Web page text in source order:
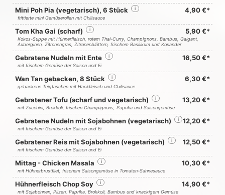
Mini Poh Pia (vegetarisch), 6 Stück i 4,90 €*
frittierte mini Gemüserollen mit Chilisauce
Tom Kha Gai (scharf) i 5,90 €*
Kokos-Suppe mit Hühnerfleisch, rotem Thai-Curry, Champignons, Bambus, Galgant,
Auberginen, Zitronengras, Zitronenblättern, frischem Basilikum und Koriander
Gebratene Nudeln mit Ente i 16,50 €*
mit frischem Gemüse der Saison und Ei
Wan Tan gebacken, 8 Stück i 6,30 €*
gebackene Teigtaschen mit Hackfleisch und Chilisauce
Gebratener Tofu (scharf und vegetarisch) i 13,20 €*
mit Zucchini, Brokkoli, frischen Champignons, Paprika und Saisongemüse
Gebratene Nudeln mit Sojabohnen (vegetarisch) i 12,20 €*
mit frischem Gemüse der Saison und Ei
Gebratener Reis mit Sojabohnen (vegetarisch) i 12,50 €*
mit frischem Gemüse der Saison und Ei
Mittag - Chicken Masala i 10,30 €*
mit Hühnerbrustfilet, frischem Saisongemüse in Tomaten-Sahnesauce
Hühnerfleisch Chop Soy i 14,90 €*
mit Sojabohnen, Pilzen, Paprika, Brokkoli, Bambus und knackigem Gemüse